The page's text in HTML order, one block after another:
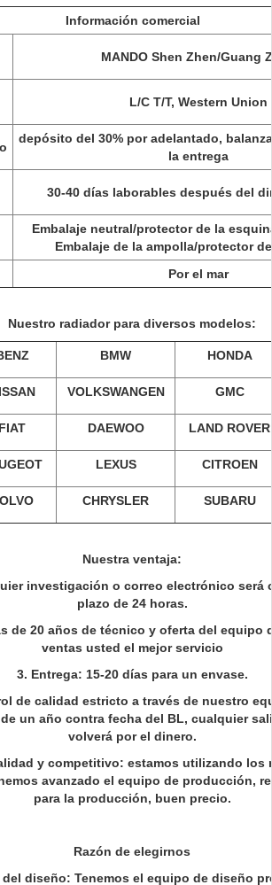
Información comercial
MANDO Shen Zhen/Guang
L/C T/T, Western Union
depósito del 30% por adelantado,
la entrega
30-40 días laborables después del
Embalaje neutral/protector de la
Embalaje de la ampolla/protector
Por el mar
Nuestro radiador para diversos modelos:
BMW HONDA
VOLKSWANGEN GMC
FIAT DAEWOO LAND ROVER
LEXUS CITROEN
CHRYSLER SUBARU
Nuestra ventaja:
investigación o correo electrónico será
plazo de 24 horas.
de 20 años de técnico y oferta del equipo
ventas usted el mejor servicio
3. Entrega: 15-20 días para un envase.
de calidad estricto a través de nuestro
un año contra fecha del BL, cualquier
volverá por el dinero.
y competitivo: estamos utilizando los
avanzado el equipo de producción,
para la producción, buen precio.
Razón de elegirnos
del diseño: Tenemos el equipo de diseño